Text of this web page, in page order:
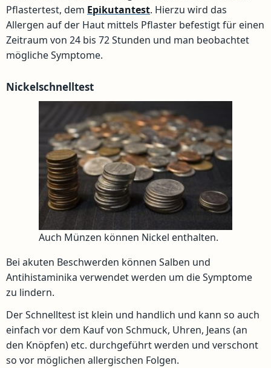
Pflastertest, dem Epikutantest. Hierzu wird das
Allergen auf der Haut mittels Pflaster befestigt für einen
Zeitraum von 24 bis 72 Stunden und man beobachtet
mögliche Symptome.
Nickelschnelltest
Auch Münzen können Nickel enthalten.
Bei akuten Beschwerden können Salben und
Antihistaminika verwendet werden um die Symptome
zu lindern.
Der Schnelltest ist klein und handlich und kann so auch
einfach vor dem Kauf von Schmuck, Uhren, Jeans (an
den Knöpfen) etc. durchgeführt werden und verschont
so vor möglichen allergischen Folgen.